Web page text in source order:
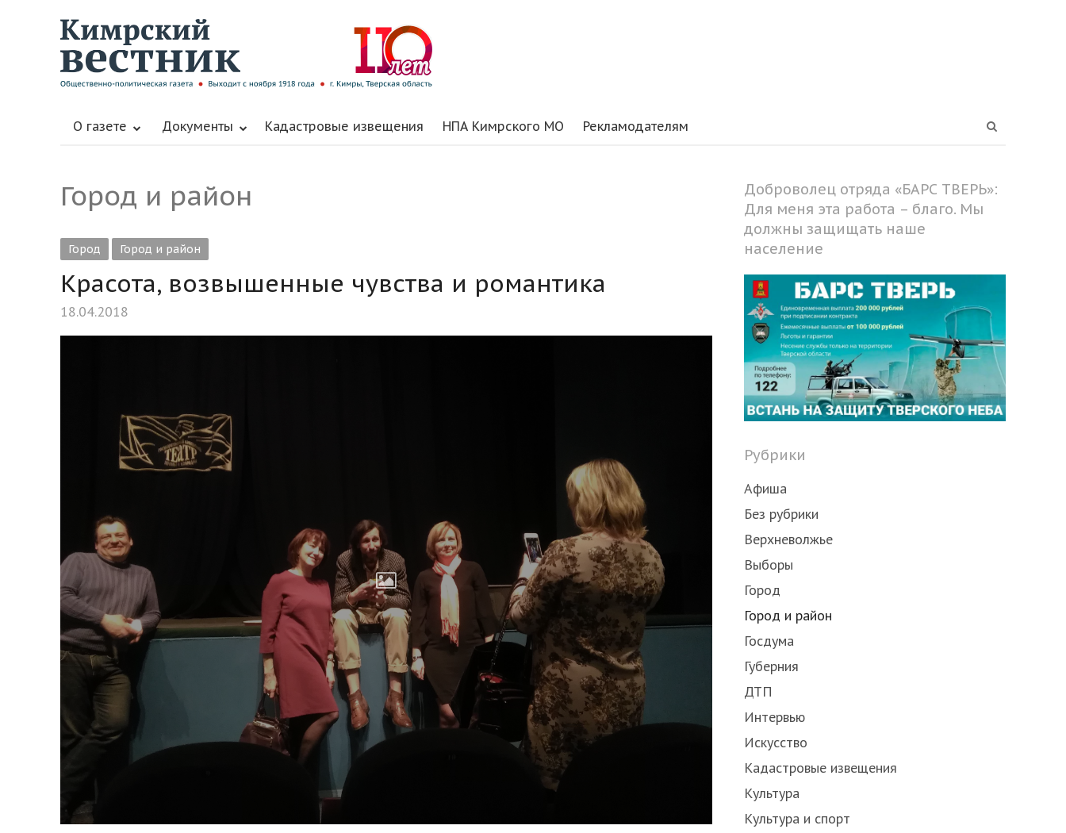
О газете Документы Кадастровые извещения НПА Кимрского МО Рекламодателям
Город и район
Город Город и район
Красота, возвышенные чувства и романтика
18.04.2018
Доброволец отряда «БАРС ТВЕРЬ»:
Для меня эта работа – благо. Мы
должны защищать наше
население
Рубрики
Афиша
Без рубрики
Верхневолжье
Выборы
Город
Город и район
Госдума
Губерния
ДТП
Интервью
Искусство
Кадастровые извещения
Культура
Культура и спорт